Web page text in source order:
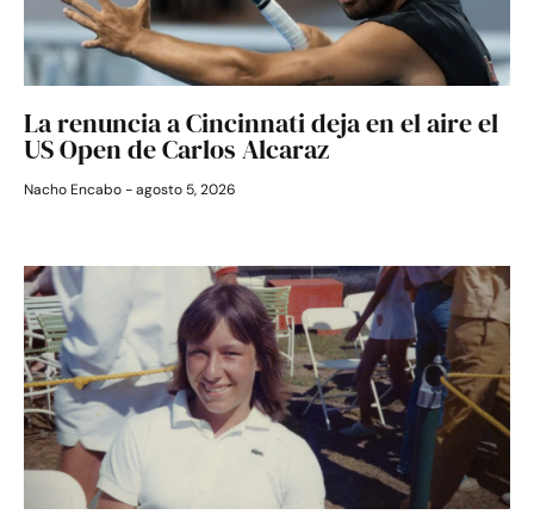
La renuncia a Cincinnati deja en el aire el
US Open de Carlos Alcaraz
Nacho Encabo agosto 5, 2026